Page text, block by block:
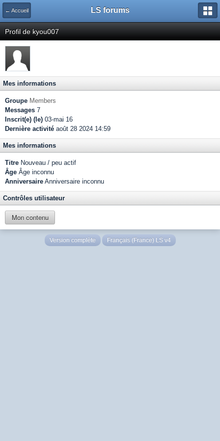
← Accueil LS forums
Profil de kyou007
Mes informations
Groupe Members
Messages 7
Inscrit(e) (le) 03-mai 16
Dernière activité août 28 2024 14:59
Mes informations
Titre Nouveau / peu actif
Âge Âge inconnu
Anniversaire Anniversaire inconnu
Contrôles utilisateur
Mon contenu
Version complète Français (France) LS v4